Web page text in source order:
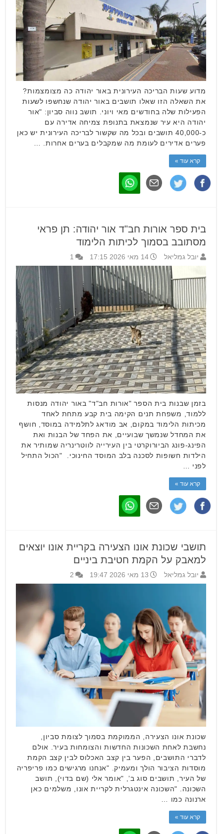
מדוע שעות הבריכה העירונית באור יהודה כה מצומצמות?
את השאלה הזו שאלו תושבים באור יהודה שנחשפו לשעות
הפעילות שלה בחודשים מאי ויוני. תושב נווה סביון: "אור
יהודה היא עיר שנמצאת בתנופת צמיחה אדירה עם
כ-40,000 תושבים ובכל מה שקשור לבריכה העירונית יש כאן
פערים אדירים לעומת מה שמקבלים בערים אחרות. …
קרא עוד »
בית ספר אורות חב"ד אור יהודה: תן פראי
מסתובב בסמוך לכיתות הלימוד
יובל גמליאל 14 מאי 2026 17:15 1
בזמן שבנות בית הספר "אורות חב"ד" באור יהודה מנסות
ללמוד, משפחת תנים הקימה בית קבע מתחת לאחד
מכיתות הלימוד במקום, אב מודאג לתלמידה במוסד, חושף
את המחדל שנמשך שבועיים, את הפחד של הבנות ואת
הפינג-פונג הביורוקרטי בין העירייה לווטרינריה שמותיר את
הילדות חשופות לסכנה בלב המוסד החינוכי. "הכול התחיל
לפני …
קרא עוד »
תושבי שכונת אונו הצעירה בקריית אונו יוצאים
למאבק על הקמת חטיבת ביניים
יובל גמליאל 13 מאי 2026 19:47 2
שכונת אונו הצעירה, הממוקמת בסמוך לצומת סביון,
נחשבת לאחת השכונות החדשות והצומחות בעיר. אולם
לדברי התושבים, הפער בין קצב האכלוס לבין קצב הקמת
מוסדות הציבור הולך ומעמיק. "אנחנו מרגישים כמו פריפריה
של העיר, תושבים סוג ב’, "אומר אלי (שם בדוי), תושב
השכונה. "השכונה אינטגרלית לקריית אונו, משלמים כאן
ארנונה כמו …
קרא עוד »